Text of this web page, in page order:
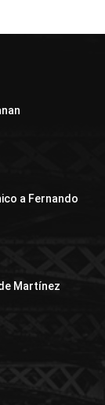
a Fernando
Martínez